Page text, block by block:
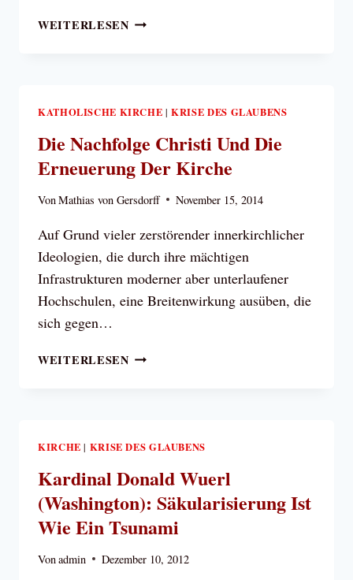
WEITERLESENPAPST
EINEN
IST
DER
RAUCH
SATANS
DIE
KIRCHE
EINGEDRUNGEN
(KRISE
DER
KATHOLISCHE KIRCHE |KRISE DES GLAUBENS
Die Nachfolge Christi Und Die
Erneuerung Der Kirche
VonMathias von Gersdorff November 15, 2014
Auf Grund vieler zerstörender innerkirchlicher
Ideologien, die durch ihre mächtigen
Infrastrukturen moderner aber unterlaufener
Hochschulen, eine Breitenwirkung ausüben, die
sich gegen…
WEITERLESENDIE
ERNEUERUNG
KIRCHE
KIRCHE | KRISE DES GLAUBENS
Kardinal Donald Wuerl
(Washington): Säkularisierung Ist
Wie Ein Tsunami
Vonadmin Dezember 10, 2012